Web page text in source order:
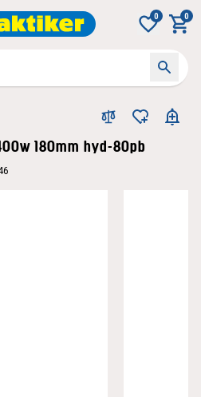
0 0
180mm hyd-80pb
180mm hyd-80pb - Polírozó -